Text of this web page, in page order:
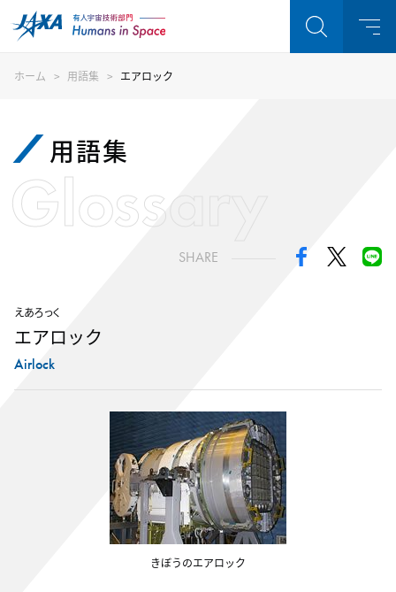
ホーム 用語集 エアロック
用語集
Glossary
SHARE
えあろっく
エアロック
Airlock
きぼうのエアロック